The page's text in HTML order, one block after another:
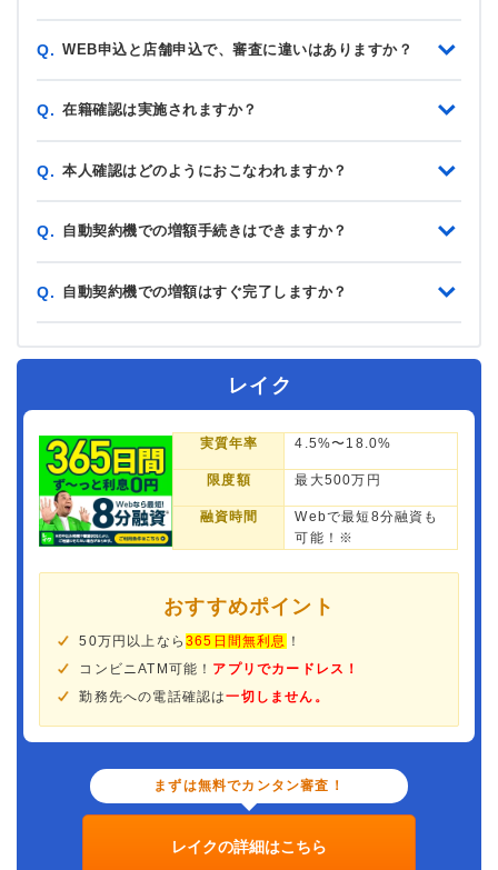
Q. WEB申込と店舗申込で、審査に違いはありますか？
Q. 在籍確認は実施されますか？
Q. 本人確認はどのようにおこなわれますか？
Q. 自動契約機での増額手続きはできますか？
Q. 自動契約機での増額はすぐ完了しますか？
レイク
実質年率 4.5%〜18.0%
限度額 最大500万円
融資時間
Webで最短8分融資も
可能！※
おすすめポイント
50万円以上なら365日間無利息
！
コンビニATM可能！ アプリでカードレス！
勤務先への電話確認は一切しません。
まずは無料でカンタン審査！
レイクの詳細はこちら